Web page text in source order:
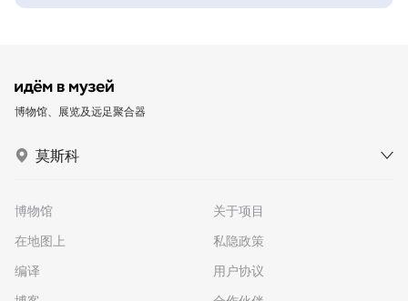
博物馆、展览及远足聚合器
莫斯科
博物馆
在地图上
编译
关于项目
私隐政策
用户协议